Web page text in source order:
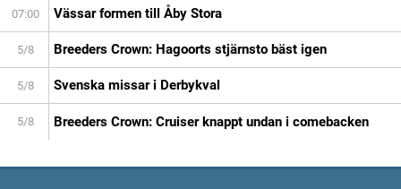
07:00 Vässar formen till Åby Stora
5/8 Breeders Crown: Hagoorts stjärnsto bäst igen
5/8 Svenska missar i Derbykval
5/8 Breeders Crown: Cruiser knappt undan i comebacken